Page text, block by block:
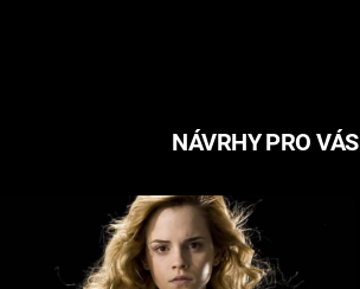
NÁVRHY PRO VÁS